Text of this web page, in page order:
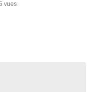
vues